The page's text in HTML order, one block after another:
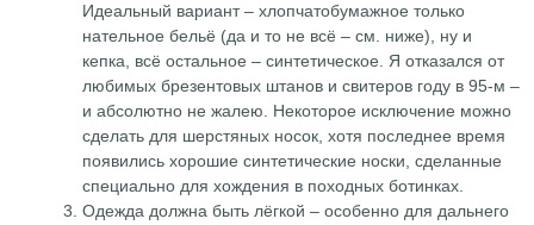
Идеальный вариант – хлопчатобумажное только
нательное бельё (да и то не всё – см. ниже), ну и
кепка, всё остальное – синтетическое. Я отказался от
любимых брезентовых штанов и свитеров году в 95-м –
и абсолютно не жалею. Некоторое исключение можно
сделать для шерстяных носок, хотя последнее время
появились хорошие синтетические носки, сделанные
специально для хождения в походных ботинках.
Одежда должна быть лёгкой – особенно для дальнего